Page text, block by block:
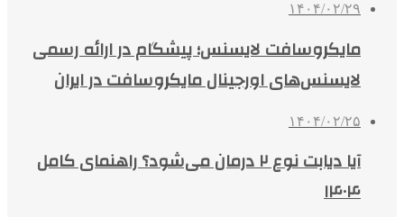
۱۴۰۴/۰۲/۲۹
مایکروسافت لایسنس؛ پیشگام در ارائه رسمی
لایسنس‌های اورجینال مایکروسافت در ایران
۱۴۰۴/۰۲/۲۵
آیا دیابت نوع ۲ درمان می‌شود؟ راهنمای کامل
۱۴۰۴